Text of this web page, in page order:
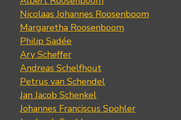
Nicolaas Johannes Roosenboom
Margaretha Roosenboom
Philip Sadée
Ary Scheffer
Andreas Schelfhout
Petrus van Schendel
Jan Jacob Schenkel
Johannes Franciscus Spohler